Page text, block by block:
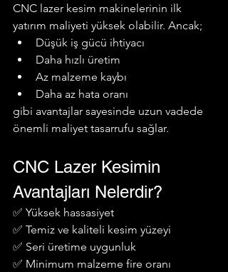
CNC lazer kesim makinelerinin ilk
yatırım maliyeti yüksek olabilir. Ancak;
Düşük iş gücü ihtiyacı
Daha hızlı üretim
Az malzeme kaybı
Daha az hata oranı
gibi avantajlar sayesinde uzun vadede
önemli maliyet tasarrufu sağlar.
CNC Lazer Kesimin
Avantajları Nelerdir?
✅ Yüksek hassasiyet
✅ Temiz ve kaliteli kesim yüzeyi
✅ Seri üretime uygunluk
✅ Minimum malzeme fire oranı